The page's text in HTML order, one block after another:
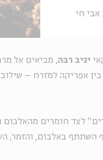
חי
יניב רבה, מביאים אל
אפריקה למזרח –
לצד חומרים
השתתף באלבום, והזמר,